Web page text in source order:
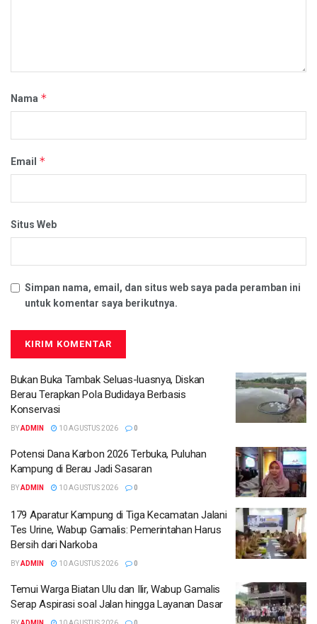
Nama *
Email *
Situs Web
Simpan nama, email, dan situs web saya pada peramban ini
untuk komentar saya berikutnya.
Bukan Buka Tambak Seluas-luasnya, Diskan
Berau Terapkan Pola Budidaya Berbasis
Konservasi
BYADMIN 10 AGUSTUS 2026 0
Potensi Dana Karbon 2026 Terbuka, Puluhan
Kampung di Berau Jadi Sasaran
BYADMIN 10 AGUSTUS 2026 0
179 Aparatur Kampung di Tiga Kecamatan Jalani
Tes Urine, Wabup Gamalis: Pemerintahan Harus
Bersih dari Narkoba
BYADMIN 10 AGUSTUS 2026 0
Temui Warga Biatan Ulu dan Ilir, Wabup Gamalis
Serap Aspirasi soal Jalan hingga Layanan Dasar